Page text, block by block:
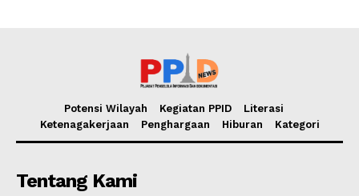
Potensi Wilayah Kegiatan PPID
Literasi
Ketenagakerjaan
Penghargaan Hiburan Kategori
Tentang Kami